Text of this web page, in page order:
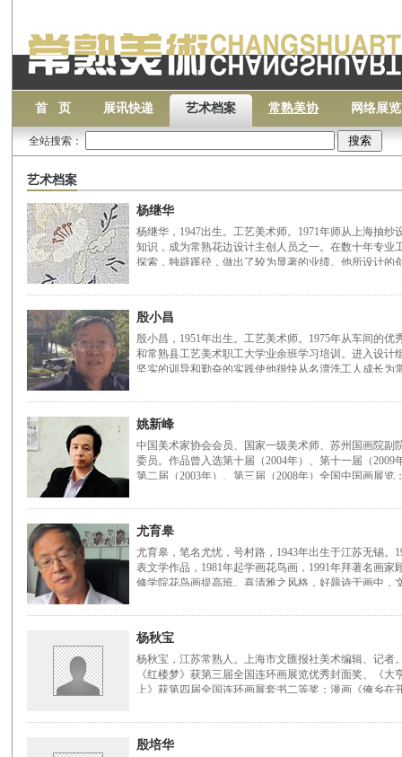
首 页 展讯快递 艺术档案 常熟美协 网络展览
全站搜索：
艺术档案
杨继华
杨继华，1947出生。工艺美术师。1971年师从上海抽
知识，成为常熟花边设计主创人员之一。在数十年专业
探索，独辟蹊径，做出了较为显著的业绩。他所设计
殷小昌
殷小昌，1951年出生。工艺美术师。1975年从车间的
和常熟县工艺美术职工大学业余班学习培训。进入设计
坚实的训导和勤奋的实践使他很快从名漂洗工人成长
姚新峰
中国美术家协会会员、国家一级美术师、苏州国画院副
委员。作品曾入选第十届（2004年）、第十一届（
第二届（2003年）、第三届（2008年）全国中国画展
尤育皋
尤育皋，笔名尤忧，号村路，1943年出生于江苏无锡。
表文学作品，1981年起学画花鸟画，1991年拜著名画
修学院花鸟画提高班。喜清雅之风格，好题诗于画中，
杨秋宝
杨秋宝，江苏常熟人。上海市文匯报社美术编辑、记者
《红楼梦》获第三届全国连环画展览优秀封面奖、《
上》获第四届全国连环画展套书二等奖；漫画《俺乡在
殷培华